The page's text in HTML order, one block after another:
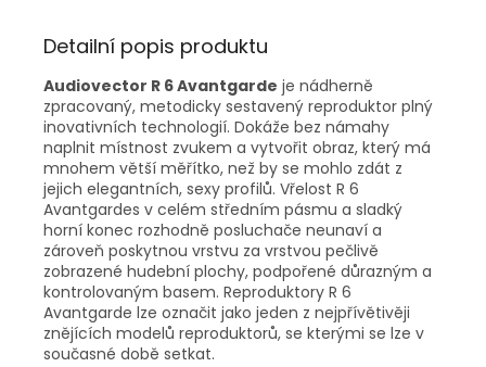
Detailní popis produktu
Audiovector R 6 Avantgarde je nádherně
zpracovaný, metodicky sestavený reproduktor plný
inovativních technologií. Dokáže bez námahy
naplnit místnost zvukem a vytvořit obraz, který má
mnohem větší měřítko, než by se mohlo zdát z
jejich elegantních, sexy profilů. Vřelost R 6
Avantgardes v celém středním pásmu a sladký
horní konec rozhodně posluchače neunaví a
zároveň poskytnou vrstvu za vrstvou pečlivě
zobrazené hudební plochy, podpořené důrazným a
kontrolovaným basem. Reproduktory R 6
Avantgarde lze označit jako jeden z nejpřívětivěji
znějících modelů reproduktorů, se kterými se lze v
současné době setkat.